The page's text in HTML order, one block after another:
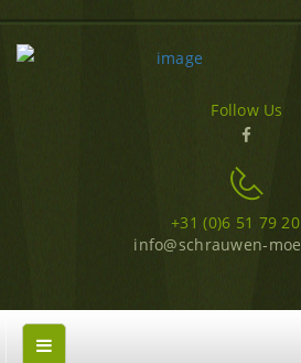
Follow Us
+31 (0)6 51 79
info@schrauwen-